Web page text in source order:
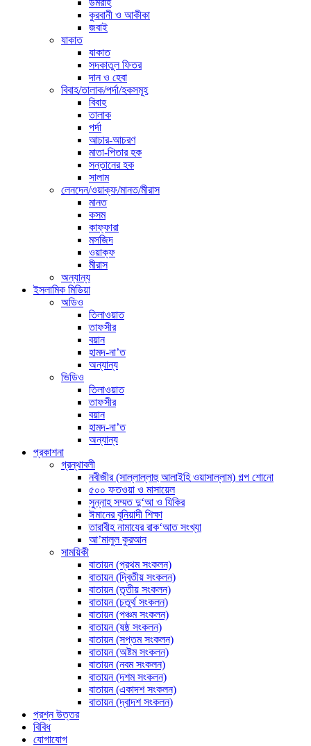
উমরাহ
কুরবানী ও আকীকা
জবাই
যাকাত
যাকাত
সদকাতুল ফিতর
দান ও হেবা
বিবাহ/তালাক/পর্দা/হকসমূহ
বিবাহ
তালাক
পর্দা
আচার-আচরণ
মাতা-পিতার হক
সন্তানের হক
সালাম
লেনদেন/ওয়াক্ফ/মানত/মীরাস
মানত
কসম
কাফ্ফারা
মসজিদ
ওয়াক্ফ
মীরাস
অন্যান্য
ইসলামিক মিডিয়া
অডিও
তিলাওয়াত
তাফসীর
বয়ান
হামদ-না’ত
অন্যান্য
ভিডিও
তিলাওয়াত
তাফসীর
বয়ান
হামদ-না’ত
অন্যান্য
প্রকাশনা
গ্রন্থাবলী
নবীজীর (সাল্লাল্লাহু আলাইহি ওয়াসাল্লাম) গল্প শোনো
৫০০ ফতওয়া ও মাসায়েল
সুন্নাহ সম্মত দু‘আ ও যিকির
ঈমানের বুনিয়াদী শিক্ষা
তারাবীহ নামাযের রাক‘আত সংখ্যা
আ’মালুল কুরআন
সাময়িকী
বাতায়ন (প্রথম সংকলন)
বাতায়ন (দ্বিতীয় সংকলন)
বাতায়ন (তৃতীয় সংকলন)
বাতায়ন (চতুর্থ সংকলন)
বাতায়ন (পঞ্চম সংকলন)
বাতায়ন (ষষ্ঠ সংকলন)
বাতায়ন (সপ্তম সংকলন)
বাতায়ন (অষ্টম সংকলন)
বাতায়ন (নবম সংকলন)
বাতায়ন (দশম সংকলন)
বাতায়ন (একাদশ সংকলন)
বাতায়ন (দ্বাদশ সংকলন)
প্রশ্ন উত্তর
বিবিধ
যোগাযোগ